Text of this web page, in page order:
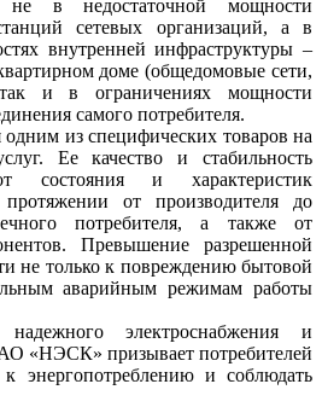
не в недостаточной мощности
сетевых организаций, а в
внутренней инфраструктуры –
доме (общедомовые сети,
и в ограничениях мощности
самого потребителя.
одним из специфических товаров на
Ее качество и стабильность
состояния и характеристик
от производителя до
потребителя, а также от
Превышение разрешенной
не только к повреждению бытовой
аварийным режимам работы
электроснабжения и
«НЭСК» призывает потребителей
к энергопотреблению и соблюдать